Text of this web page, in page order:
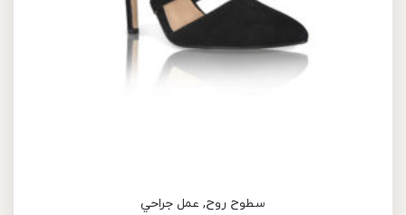
سطوح روح, عمل جراحي